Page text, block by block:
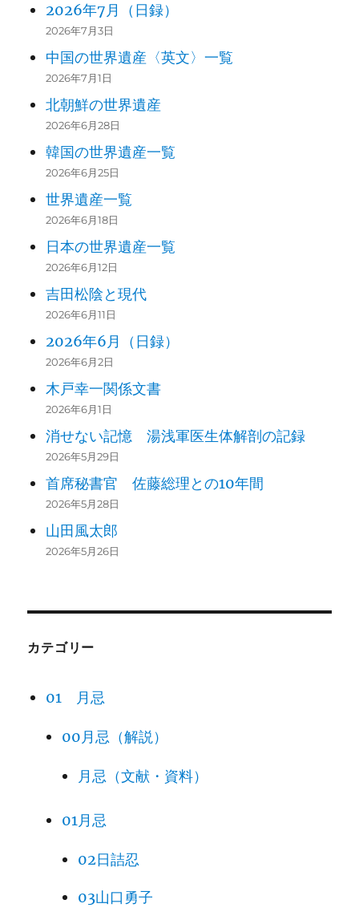
2026年7月（日録）
2026年7月3日
中国の世界遺産〈英文〉一覧
2026年7月1日
北朝鮮の世界遺産
2026年6月28日
韓国の世界遺産一覧
2026年6月25日
世界遺産一覧
2026年6月18日
日本の世界遺産一覧
2026年6月12日
吉田松陰と現代
2026年6月11日
2026年6月（日録）
2026年6月2日
木戸幸一関係文書
2026年6月1日
消せない記憶 湯浅軍医生体解剖の記録
2026年5月29日
首席秘書官 佐藤総理との10年間
2026年5月28日
山田風太郎
2026年5月26日
カテゴリー
01 月忌
00月忌（解説）
月忌（文献・資料）
01月忌
02日詰忍
03山口勇子